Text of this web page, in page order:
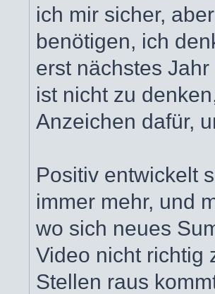
ich mir sicher,
benötigen, ich
erst nächstes
ist nicht zu
Anzeichen dafür,
Positiv entwickelt
immer mehr, und
wo sich neues
Video nicht richtig
Stellen raus